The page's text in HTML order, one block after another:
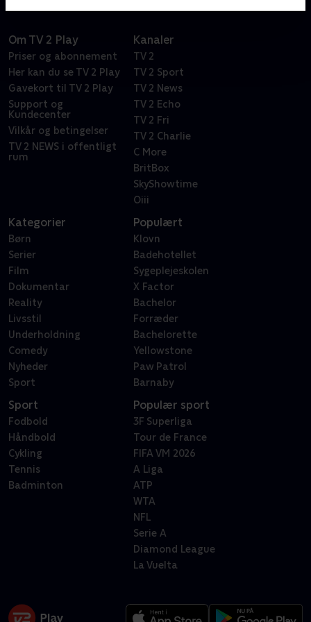
Om TV 2 Play
Priser og abonnement
Her kan du se TV 2 Play
Gavekort til TV 2 Play
Support og
Kundecenter
Vilkår og betingelser
TV 2 NEWS i offentligt
rum
Kanaler
TV 2
TV 2 Sport
TV 2 News
TV 2 Echo
TV 2 Fri
TV 2 Charlie
C More
BritBox
SkyShowtime
Oiii
Kategorier
Børn
Serier
Film
Dokumentar
Reality
Livsstil
Underholdning
Comedy
Nyheder
Sport
Populært
Klovn
Badehotellet
Sygeplejeskolen
X Factor
Bachelor
Forræder
Bachelorette
Yellowstone
Paw Patrol
Barnaby
Sport
Fodbold
Håndbold
Cykling
Tennis
Badminton
Populær sport
3F Superliga
Tour de France
FIFA VM 2026
A Liga
ATP
WTA
NFL
Serie A
Diamond League
La Vuelta